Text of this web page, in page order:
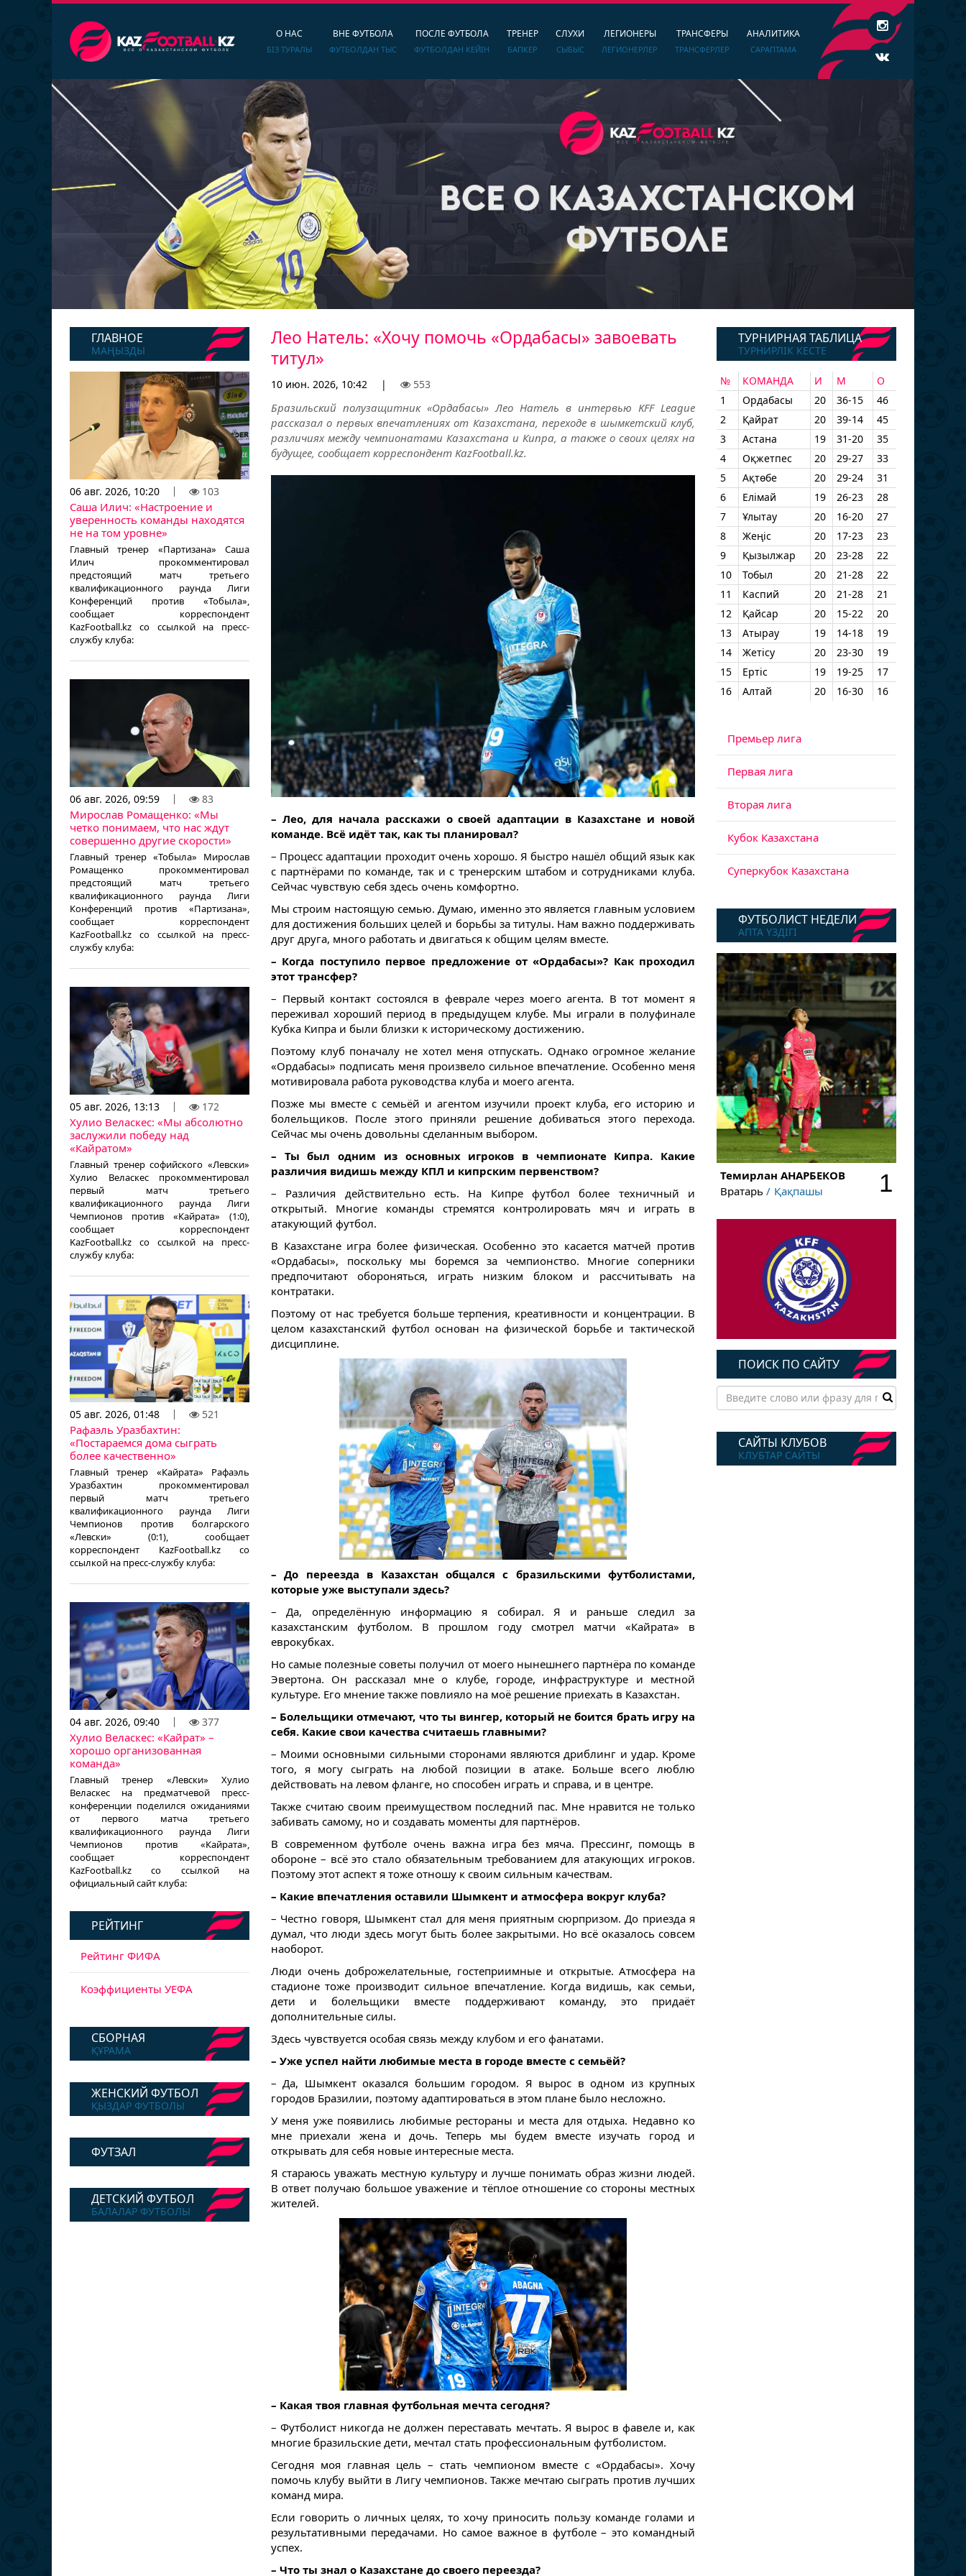
О НАС
БІЗ ТУРАЛЫ
ВНЕ ФУТБОЛА
ФУТБОЛДАН ТЫС
ПОСЛЕ ФУТБОЛА
ФУТБОЛДАН КЕЙІН
ТРЕНЕР
БАПКЕР
СЛУХИ
СЫБЫС
ЛЕГИОНЕРЫ
ЛЕГИОНЕРЛЕР
ТРАНСФЕРЫ
ТРАНСФЕРЛЕР
АНАЛИТИКА
САРАПТАМА
ГЛАВНОЕ
МАҢЫЗДЫ
06 авг. 2026, 10:20 103
Саша Илич: «Настроение и
уверенность команды находятся
не на том уровне»
Главный тренер «Партизана» Саша
Илич прокомментировал
предстоящий матч третьего
квалификационного раунда Лиги
Конференций против «Тобыла»,
сообщает корреспондент
KazFootball.kz со ссылкой на пресс-
службу клуба:
06 авг. 2026, 09:59 83
Мирослав Ромащенко: «Мы
четко понимаем, что нас ждут
совершенно другие скорости»
Главный тренер «Тобыла» Мирослав
Ромащенко прокомментировал
предстоящий матч третьего
квалификационного раунда Лиги
Конференций против «Партизана»,
сообщает корреспондент
KazFootball.kz со ссылкой на пресс-
службу клуба:
05 авг. 2026, 13:13 172
Хулио Веласкес: «Мы абсолютно
заслужили победу над
«Кайратом»
Главный тренер софийского «Левски»
Хулио Веласкес прокомментировал
первый матч третьего
квалификационного раунда Лиги
Чемпионов против «Кайрата» (1:0),
сообщает корреспондент
KazFootball.kz со ссылкой на пресс-
службу клуба:
05 авг. 2026, 01:48 521
Рафаэль Уразбахтин:
«Постараемся дома сыграть
более качественно»
Главный тренер «Кайрата» Рафаэль
Уразбахтин прокомментировал
первый матч третьего
квалификационного раунда Лиги
Чемпионов против болгарского
«Левски» (0:1), сообщает
корреспондент KazFootball.kz со
ссылкой на пресс-службу клуба:
04 авг. 2026, 09:40 377
Хулио Веласкес: «Кайрат» –
хорошо организованная
команда»
Главный тренер «Левски» Хулио
Веласкес на предматчевой пресс-
конференции поделился ожиданиями
от первого матча третьего
квалификационного раунда Лиги
Чемпионов против «Кайрата»,
сообщает корреспондент
KazFootball.kz со ссылкой на
официальный сайт клуба:
РЕЙТИНГ
Рейтинг ФИФА
Коэффициенты УЕФА
СБОРНАЯ
ҚҰРАМА
ЖЕНСКИЙ ФУТБОЛ
ҚЫЗДАР ФУТБОЛЫ
ФУТЗАЛ
ДЕТСКИЙ ФУТБОЛ
БАЛАЛАР ФУТБОЛЫ
Лео Натель: «Хочу помочь «Ордабасы» завоевать
титул»
10 июн. 2026, 10:42 | 553
Бразильский полузащитник «Ордабасы» Лео Натель в интервью KFF League
рассказал о первых впечатлениях от Казахстана, переходе в шымкетский клуб,
различиях между чемпионатами Казахстана и Кипра, а также о своих целях на
будущее, сообщает корреспондент KazFootball.kz.
– Лео, для начала расскажи о своей адаптации в Казахстане и новой
команде. Всё идёт так, как ты планировал?
– Процесс адаптации проходит очень хорошо. Я быстро нашёл общий язык как
с партнёрами по команде, так и с тренерским штабом и сотрудниками клуба.
Сейчас чувствую себя здесь очень комфортно.
Мы строим настоящую семью. Думаю, именно это является главным условием
для достижения больших целей и борьбы за титулы. Нам важно поддерживать
друг друга, много работать и двигаться к общим целям вместе.
– Когда поступило первое предложение от «Ордабасы»? Как проходил
этот трансфер?
– Первый контакт состоялся в феврале через моего агента. В тот момент я
переживал хороший период в предыдущем клубе. Мы играли в полуфинале
Кубка Кипра и были близки к историческому достижению.
Поэтому клуб поначалу не хотел меня отпускать. Однако огромное желание
«Ордабасы» подписать меня произвело сильное впечатление. Особенно меня
мотивировала работа руководства клуба и моего агента.
Позже мы вместе с семьёй и агентом изучили проект клуба, его историю и
болельщиков. После этого приняли решение добиваться этого перехода.
Сейчас мы очень довольны сделанным выбором.
– Ты был одним из основных игроков в чемпионате Кипра. Какие
различия видишь между КПЛ и кипрским первенством?
– Различия действительно есть. На Кипре футбол более техничный и
открытый. Многие команды стремятся контролировать мяч и играть в
атакующий футбол.
В Казахстане игра более физическая. Особенно это касается матчей против
«Ордабасы», поскольку мы боремся за чемпионство. Многие соперники
предпочитают обороняться, играть низким блоком и рассчитывать на
контратаки.
Поэтому от нас требуется больше терпения, креативности и концентрации. В
целом казахстанский футбол основан на физической борьбе и тактической
дисциплине.
– До переезда в Казахстан общался с бразильскими футболистами,
которые уже выступали здесь?
– Да, определённую информацию я собирал. Я и раньше следил за
казахстанским футболом. В прошлом году смотрел матчи «Кайрата» в
еврокубках.
Но самые полезные советы получил от моего нынешнего партнёра по команде
Эвертона. Он рассказал мне о клубе, городе, инфраструктуре и местной
культуре. Его мнение также повлияло на моё решение приехать в Казахстан.
– Болельщики отмечают, что ты вингер, который не боится брать игру на
себя. Какие свои качества считаешь главными?
– Моими основными сильными сторонами являются дриблинг и удар. Кроме
того, я могу сыграть на любой позиции в атаке. Больше всего люблю
действовать на левом фланге, но способен играть и справа, и в центре.
Также считаю своим преимуществом последний пас. Мне нравится не только
забивать самому, но и создавать моменты для партнёров.
В современном футболе очень важна игра без мяча. Прессинг, помощь в
обороне – всё это стало обязательным требованием для атакующих игроков.
Поэтому этот аспект я тоже отношу к своим сильным качествам.
– Какие впечатления оставили Шымкент и атмосфера вокруг клуба?
– Честно говоря, Шымкент стал для меня приятным сюрпризом. До приезда я
думал, что люди здесь могут быть более закрытыми. Но всё оказалось совсем
наоборот.
Люди очень доброжелательные, гостеприимные и открытые. Атмосфера на
стадионе тоже производит сильное впечатление. Когда видишь, как семьи,
дети и болельщики вместе поддерживают команду, это придаёт
дополнительные силы.
Здесь чувствуется особая связь между клубом и его фанатами.
– Уже успел найти любимые места в городе вместе с семьёй?
– Да, Шымкент оказался большим городом. Я вырос в одном из крупных
городов Бразилии, поэтому адаптироваться в этом плане было несложно.
У меня уже появились любимые рестораны и места для отдыха. Недавно ко
мне приехали жена и дочь. Теперь мы будем вместе изучать город и
открывать для себя новые интересные места.
Я стараюсь уважать местную культуру и лучше понимать образ жизни людей.
В ответ получаю большое уважение и тёплое отношение со стороны местных
жителей.
– Какая твоя главная футбольная мечта сегодня?
– Футболист никогда не должен переставать мечтать. Я вырос в фавеле и, как
многие бразильские дети, мечтал стать профессиональным футболистом.
Сегодня моя главная цель – стать чемпионом вместе с «Ордабасы». Хочу
помочь клубу выйти в Лигу чемпионов. Также мечтаю сыграть против лучших
команд мира.
Если говорить о личных целях, то хочу приносить пользу команде голами и
результативными передачами. Но самое важное в футболе – это командный
успех.
– Что ты знал о Казахстане до своего переезда?
ТУРНИРНАЯ ТАБЛИЦА
ТУРНИРЛІК КЕСТЕ
№ КОМАНДА И М
О
1
Ордабасы 20 36-15
46
2
Қайрат 20 39-14
45
3
Астана 19 31-20
35
4
Оқжетпес 20 29-27
33
5
Ақтөбе 20 29-24
31
6
Елімай 19 26-23
28
7
Ұлытау 20 16-20
27
8
Жеңіс 20 17-23
23
9
Қызылжар 20 23-28
22
10
Тобыл 20 21-28
22
11
Каспий 20 21-28
21
12
Қайсар 20 15-22
20
13
Атырау 19 14-18
19
14
Жетісу 20 23-30
19
15
Ертіс 19 19-25
17
16
Алтай 20 16-30 16
Премьер лига
Первая лига
Вторая лига
Кубок Казахстана
Суперкубок Казахстана
ФУТБОЛИСТ НЕДЕЛИ
АПТА ҮЗДІГІ
Темирлан АНАРБЕКОВ
Вратарь
Қақпашы 1
ПОИСК ПО САЙТУ
САЙТЫ КЛУБОВ
КЛУБТАР САЙТЫ